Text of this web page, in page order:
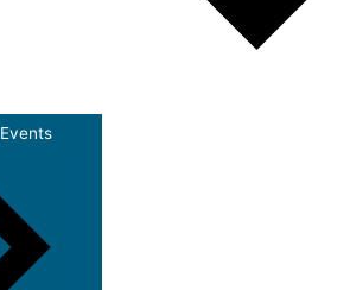
Events